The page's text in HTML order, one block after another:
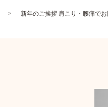
新年のご挨拶 肩こり・腰痛で